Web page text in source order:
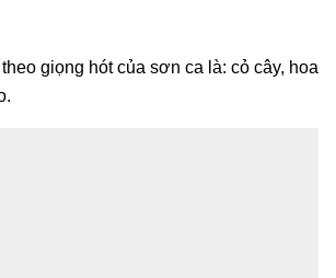
giọng hót của sơn ca là: cỏ cây, hoa